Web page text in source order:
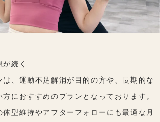
続く
は、運動不足解消が目的の方や、長期的な
におすすめのプランとなっております。
体型維持やアフターフォローにも最適な月